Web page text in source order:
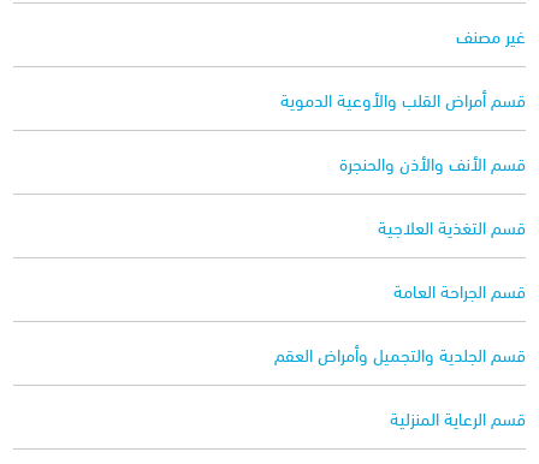
غير مصنف
قسم أمراض القلب والأوعية الدموية
قسم الأنف والأذن والحنجرة
قسم التغذية العلاجية
قسم الجراحة العامة
قسم الجلدية والتجميل وأمراض العقم
قسم الرعاية المنزلية